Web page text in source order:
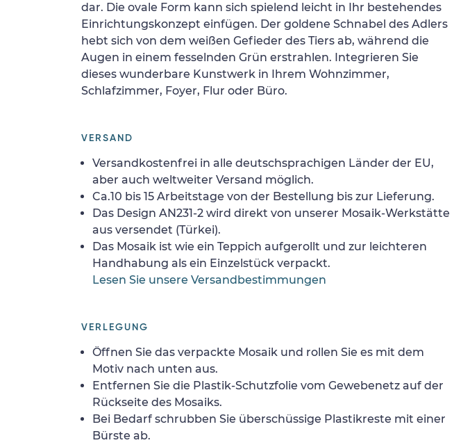
dar. Die ovale Form kann sich spielend leicht in Ihr bestehendes
Einrichtungskonzept einfügen. Der goldene Schnabel des Adlers
hebt sich von dem weißen Gefieder des Tiers ab, während die
Augen in einem fesselnden Grün erstrahlen. Integrieren Sie
dieses wunderbare Kunstwerk in Ihrem Wohnzimmer,
Schlafzimmer, Foyer, Flur oder Büro.
VERSAND
Versandkostenfrei in alle deutschsprachigen Länder der EU,
aber auch weltweiter Versand möglich.
Ca.10 bis 15 Arbeitstage von der Bestellung bis zur Lieferung.
Das Design AN231-2 wird direkt von unserer Mosaik-Werkstätte
aus versendet (Türkei).
Das Mosaik ist wie ein Teppich aufgerollt und zur leichteren
Handhabung als ein Einzelstück verpackt.
Lesen Sie unsere Versandbestimmungen
VERLEGUNG
Öffnen Sie das verpackte Mosaik und rollen Sie es mit dem
Motiv nach unten aus.
Entfernen Sie die Plastik-Schutzfolie vom Gewebenetz auf der
Rückseite des Mosaiks.
Bei Bedarf schrubben Sie überschüssige Plastikreste mit einer
Bürste ab.